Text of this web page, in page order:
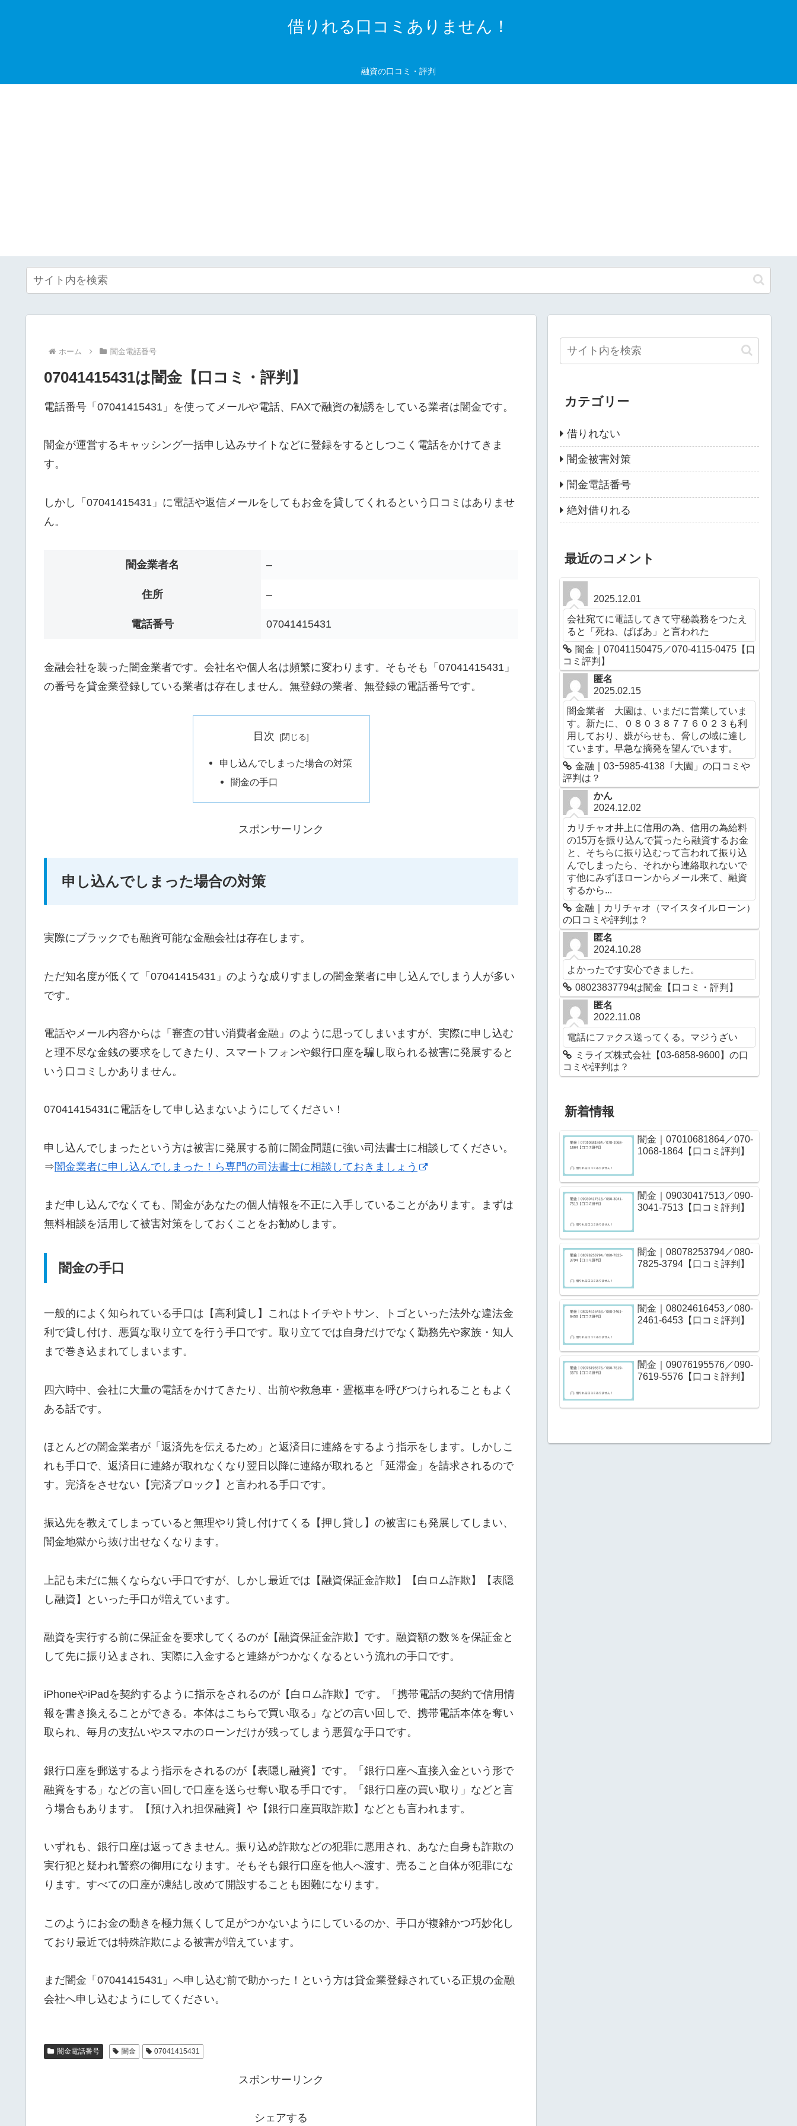
借りれる口コミありません！
融資の口コミ・評判
ホーム 闇金電話番号
07041415431は闇金【口コミ・評判】
電話番号「07041415431」を使ってメールや電話、FAXで融資の勧誘をしている業者は闇金です。
闇金が運営するキャッシング一括申し込みサイトなどに登録をするとしつこく電話をかけてきま
す。
しかし「07041415431」に電話や返信メールをしてもお金を貸してくれるという口コミはありませ
ん。
闇金業者名 –
住所 –
電話番号 07041415431
金融会社を装った闇金業者です。会社名や個人名は頻繁に変わります。そもそも「07041415431」
の番号を貸金業登録している業者は存在しません。無登録の業者、無登録の電話番号です。
目次
申し込んでしまった場合の対策
闇金の手口
スポンサーリンク
申し込んでしまった場合の対策
実際にブラックでも融資可能な金融会社は存在します。
ただ知名度が低くて「07041415431」のような成りすましの闇金業者に申し込んでしまう人が多い
です。
電話やメール内容からは「審査の甘い消費者金融」のように思ってしまいますが、実際に申し込む
と理不尽な金銭の要求をしてきたり、スマートフォンや銀行口座を騙し取られる被害に発展すると
いう口コミしかありません。
07041415431に電話をして申し込まないようにしてください！
申し込んでしまったという方は被害に発展する前に闇金問題に強い司法書士に相談してください。
⇒闇金業者に申し込んでしまった！ら専門の司法書士に相談しておきましょう
まだ申し込んでなくても、闇金があなたの個人情報を不正に入手していることがあります。まずは
無料相談を活用して被害対策をしておくことをお勧めします。
闇金の手口
一般的によく知られている手口は【高利貸し】これはトイチやトサン、トゴといった法外な違法金
利で貸し付け、悪質な取り立てを行う手口です。取り立てでは自身だけでなく勤務先や家族・知人
まで巻き込まれてしまいます。
四六時中、会社に大量の電話をかけてきたり、出前や救急車・霊柩車を呼びつけられることもよく
ある話です。
ほとんどの闇金業者が「返済先を伝えるため」と返済日に連絡をするよう指示をします。しかしこ
れも手口で、返済日に連絡が取れなくなり翌日以降に連絡が取れると「延滞金」を請求されるので
す。完済をさせない【完済ブロック】と言われる手口です。
振込先を教えてしまっていると無理やり貸し付けてくる【押し貸し】の被害にも発展してしまい、
闇金地獄から抜け出せなくなります。
上記も未だに無くならない手口ですが、しかし最近では【融資保証金詐欺】【白ロム詐欺】【表隠
し融資】といった手口が増えています。
融資を実行する前に保証金を要求してくるのが【融資保証金詐欺】です。融資額の数％を保証金と
して先に振り込まされ、実際に入金すると連絡がつかなくなるという流れの手口です。
iPhoneやiPadを契約するように指示をされるのが【白ロム詐欺】です。「携帯電話の契約で信用情
報を書き換えることができる。本体はこちらで買い取る」などの言い回しで、携帯電話本体を奪い
取られ、毎月の支払いやスマホのローンだけが残ってしまう悪質な手口です。
銀行口座を郵送するよう指示をされるのが【表隠し融資】です。「銀行口座へ直接入金という形で
融資をする」などの言い回しで口座を送らせ奪い取る手口です。「銀行口座の買い取り」などと言
う場合もあります。【預け入れ担保融資】や【銀行口座買取詐欺】などとも言われます。
いずれも、銀行口座は返ってきません。振り込め詐欺などの犯罪に悪用され、あなた自身も詐欺の
実行犯と疑われ警察の御用になります。そもそも銀行口座を他人へ渡す、売ること自体が犯罪にな
ります。すべての口座が凍結し改めて開設することも困難になります。
このようにお金の動きを極力無くして足がつかないようにしているのか、手口が複雑かつ巧妙化し
ており最近では特殊詐欺による被害が増えています。
まだ闇金「07041415431」へ申し込む前で助かった！という方は貸金業登録されている正規の金融
会社へ申し込むようにしてください。
闇金電話番号 闇金 07041415431
スポンサーリンク
シェアする
カテゴリー
借りれない
闇金被害対策
闇金電話番号
絶対借りれる
最近のコメント
2025.12.01
会社宛てに電話してきて守秘義務をつたえ
ると「死ね、ばばあ」と言われた
闇金｜07041150475／070-4115-0475【口
コミ評判】
匿名
2025.02.15
闇金業者 大園は、いまだに営業していま
す。新たに、０８０３８７７６０２３も利
用しており、嫌がらせも、脅しの域に達し
ています。早急な摘発を望んでいます。
金融｜03ｰ5985-4138「大園」の口コミや
評判は？
かん
2024.12.02
カリチャオ井上に信用の為、信用の為給料
の15万を振り込んで貰ったら融資するお金
と、そちらに振り込むって言われて振り込
んでしまったら、それから連絡取れないで
す他にみずほローンからメール来て、融資
するから...
金融｜カリチャオ（マイスタイルローン）
の口コミや評判は？
匿名
2024.10.28
よかったです安心できました。
08023837794は闇金【口コミ・評判】
匿名
2022.11.08
電話にファクス送ってくる。マジうざい
ミライズ株式会社【03-6858-9600】の口
コミや評判は？
新着情報
闇金｜07010681864／070-
1068-1864【口コミ評判】
闇金｜09030417513／090-
3041-7513【口コミ評判】
闇金｜08078253794／080-
7825-3794【口コミ評判】
闇金｜08024616453／080-
2461-6453【口コミ評判】
闇金｜09076195576／090-
7619-5576【口コミ評判】